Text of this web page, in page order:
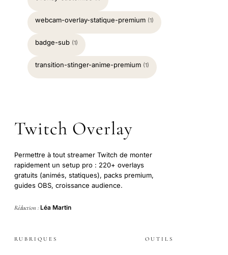
webcam-overlay-statique-premium (1)
badge-sub (1)
transition-stinger-anime-premium (1)
Twitch Overlay
Permettre à tout streamer Twitch de monter
rapidement un setup pro : 220+ overlays
gratuits (animés, statiques), packs premium,
guides OBS, croissance audience.
Rédaction : Léa Martin
RUBRIQUES OUTILS